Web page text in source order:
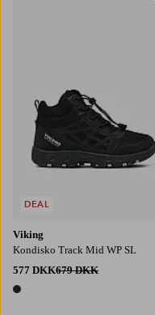
Viking
Kondisko Track Mid WP SL
577 DKK679 DKK
1 farve
DEAL